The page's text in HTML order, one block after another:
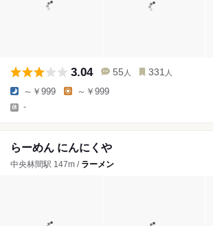
3.04 55 人 331 人
～￥999 ～￥999
-
らーめん にんにくや
中央林間駅 147m / ラーメン